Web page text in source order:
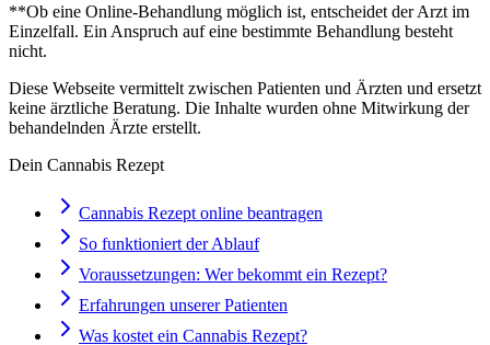
**Ob eine Online-Behandlung möglich ist, entscheidet der Arzt im
Einzelfall. Ein Anspruch auf eine bestimmte Behandlung besteht
nicht.
Diese Webseite vermittelt zwischen Patienten und Ärzten und ersetzt
keine ärztliche Beratung. Die Inhalte wurden ohne Mitwirkung der
behandelnden Ärzte erstellt.
Dein Cannabis Rezept
Cannabis Rezept online beantragen
So funktioniert der Ablauf
Voraussetzungen: Wer bekommt ein Rezept?
Erfahrungen unserer Patienten
Was kostet ein Cannabis Rezept?